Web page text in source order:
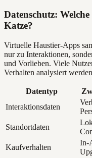
Datenschutz:
Katze?
Virtuelle Haustier-Apps
nur zu Interaktionen,
und Vorlieben. Viele
Verhalten analysiert
Datentyp
Interaktionsdaten
Standortdaten
Kaufverhalten
In-